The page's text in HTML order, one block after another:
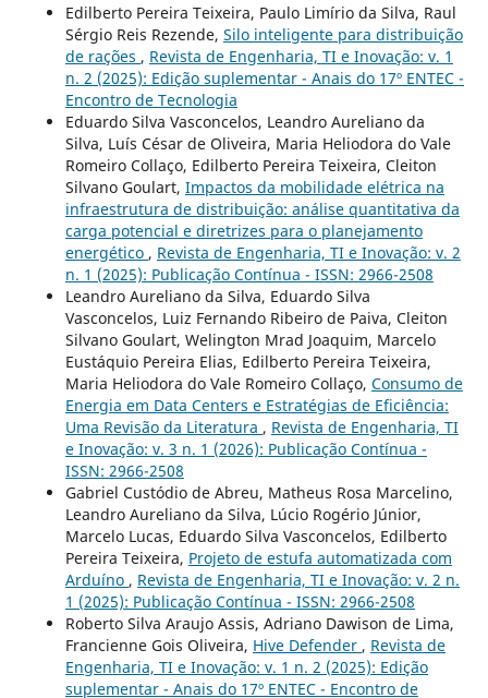
Edilberto Pereira Teixeira, Paulo Limírio da Silva, Raul
Sérgio Reis Rezende, Silo inteligente para distribuição
de rações , Revista de Engenharia, TI e Inovação: v. 1
n. 2 (2025): Edição suplementar - Anais do 17º ENTEC -
Encontro de Tecnologia
Eduardo Silva Vasconcelos, Leandro Aureliano da
Silva, Luís César de Oliveira, Maria Heliodora do Vale
Romeiro Collaço, Edilberto Pereira Teixeira, Cleiton
Silvano Goulart, Impactos da mobilidade elétrica na
infraestrutura de distribuição: análise quantitativa da
carga potencial e diretrizes para o planejamento
energético , Revista de Engenharia, TI e Inovação: v. 2
n. 1 (2025): Publicação Contínua - ISSN: 2966-2508
Leandro Aureliano da Silva, Eduardo Silva
Vasconcelos, Luiz Fernando Ribeiro de Paiva, Cleiton
Silvano Goulart, Welington Mrad Joaquim, Marcelo
Eustáquio Pereira Elias, Edilberto Pereira Teixeira,
Maria Heliodora do Vale Romeiro Collaço, Consumo de
Energia em Data Centers e Estratégias de Eficiência:
Uma Revisão da Literatura , Revista de Engenharia, TI
e Inovação: v. 3 n. 1 (2026): Publicação Contínua -
ISSN: 2966-2508
Gabriel Custódio de Abreu, Matheus Rosa Marcelino,
Leandro Aureliano da Silva, Lúcio Rogério Júnior,
Marcelo Lucas, Eduardo Silva Vasconcelos, Edilberto
Pereira Teixeira, Projeto de estufa automatizada com
Arduíno , Revista de Engenharia, TI e Inovação: v. 2 n.
1 (2025): Publicação Contínua - ISSN: 2966-2508
Roberto Silva Araujo Assis, Adriano Dawison de Lima,
Francienne Gois Oliveira, Hive Defender , Revista de
Engenharia, TI e Inovação: v. 1 n. 2 (2025): Edição
suplementar - Anais do 17º ENTEC - Encontro de